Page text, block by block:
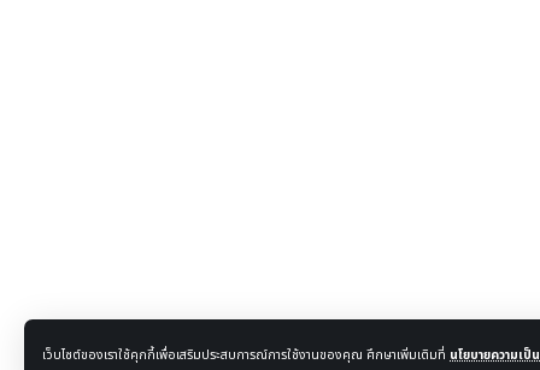
เว็บไซต์ของเราใช้คุกกี้เพื่อเสริมประสบการณ์การใช้งานของคุณ ศึกษาเพิ่มเติมที่ นโยบายความเป็